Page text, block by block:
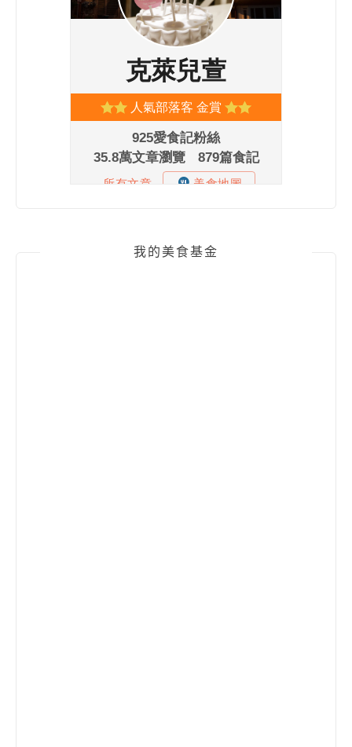
我的美食基金